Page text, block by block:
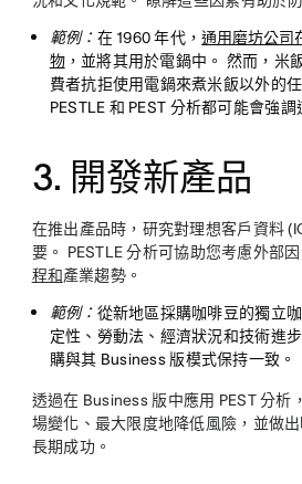
範例： 在 1960 年代，通用磨坊公司
物，並將其用於電鍋中。 然而，米
費者抗拒使用電鍋來煮米飯以外的
PESTLE 和 PEST 分析都可能會強調
3. 開發新產品
在推出產品時，研究對理想客戶資料
要。 PESTLE 分析可協助您考慮外部
程和產業趨勢。
範例： 從新地區採購咖啡豆的獨立
定性、勞動法、經濟狀況和技術進
購與其 Business 版模式保持一致。
透過在 Business 版中應用 PEST 分析
場變化、最大限度地降低風險，並做
長期成功。